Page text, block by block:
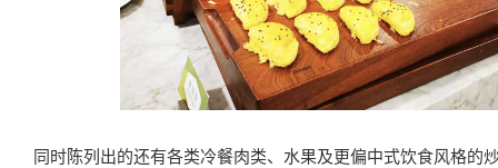
同时陈列出的还有各类冷餐肉类、水果及更偏中式饮食风格的